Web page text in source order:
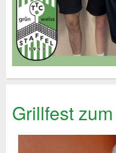
Grillfest